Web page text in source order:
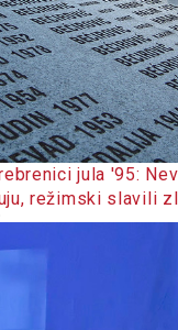
jula '95:
režimski slavili